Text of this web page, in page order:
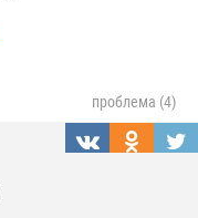
проблема (4)